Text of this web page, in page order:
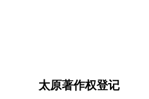
太原著作权登记